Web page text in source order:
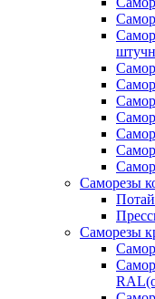
Саморезы
Потай
Саморезы